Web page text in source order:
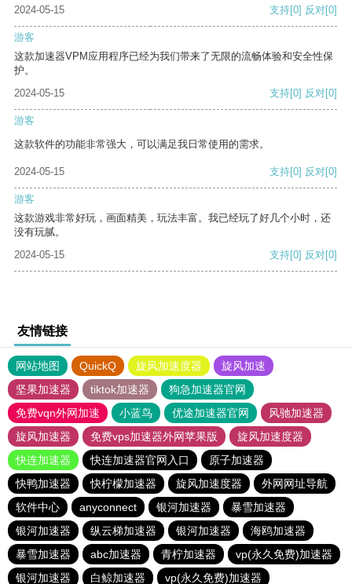
2024-05-15
支持[0] 反对[0]
游客
这款加速器VPM应用程序已经为我们带来了无限的流畅体验和安全性保
护。
2024-05-15
支持[0] 反对[0]
游客
这款软件的功能非常强大，可以满足我日常使用的需求。
2024-05-15 支持[0] 反对[0]
游客
这款游戏非常好玩，画面精美，玩法丰富。我已经玩了好几个小时，还
没有玩腻。
2024-05-15
支持[0] 反对[0]
友情链接
网站地图 QuickQ 旋风加速度器
旋风加速
坚果加速器
tiktok加速器
狗急加速器官网
免费vqn外网加速
小蓝鸟 优途加速器官网
风驰加速器
旋风加速器
免费vps加速器外网苹果版
旋风加速度器
快连加速器
快连加速器官网入口
原子加速器
快鸭加速器
快柠檬加速器 旋风加速度器
外网网址导航
软件中心
anyconnect 银河加速器
暴雪加速器
银河加速器
纵云梯加速器 银河加速器
海鸥加速器
暴雪加速器
abc加速器 青柠加速器
vp(永久免费)加速器
银河加速器
白鲸加速器 vp(永久免费)加速器